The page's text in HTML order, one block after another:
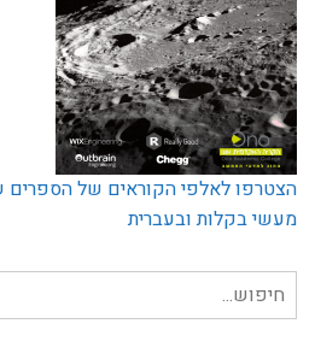
הצטרפו לאלפי הקוראים של הספרים
מעשי בקלות ובעברית
חיפוש
עבור: